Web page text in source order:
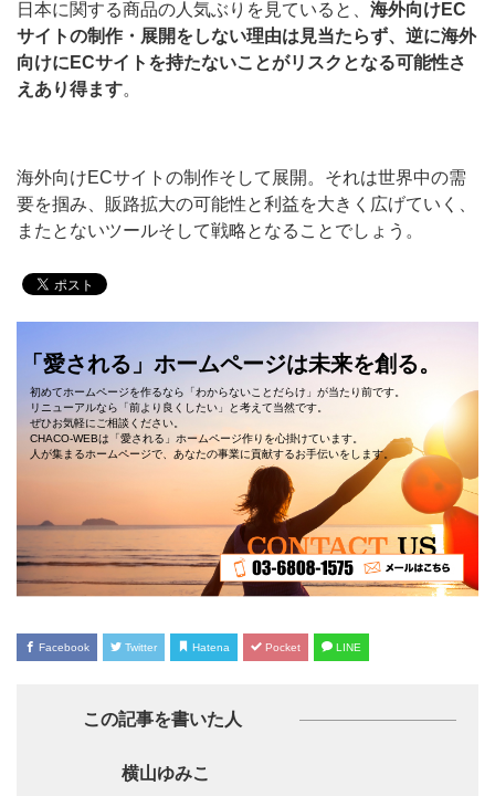
日本に関する商品の人気ぶりを見ていると、 海外向けEC
サイトの制作・展開をしない理由は見当たらず、逆に海外
向けにECサイトを持たないことがリスクとなる可能性さ
えあり得ます。
海外向けECサイトの制作そして展開。それは世界中の需
要を掴み、販路拡大の可能性と利益を大きく広げていく、
またとないツールそして戦略となることでしょう。
「愛される」ホームページは未来を創る。
初めてホームページを作るなら「わからないことだらけ」が当たり前です。
リニューアルなら「前より良くしたい」と考えて当然です。
ぜひお気軽にご相談ください。
CHACO-WEBは「愛される」ホームページ作りを心掛けています。
人が集まるホームページで、あなたの事業に貢献するお手伝いをします。
Facebook Twitter Hatena Pocket LINE
この記事を書いた人
横山ゆみこ